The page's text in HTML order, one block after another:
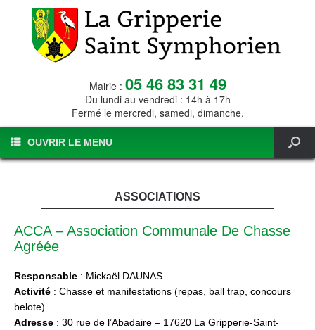
Mairie : 05 46 83 31 49
Du lundi au vendredi : 14h à 17h
Fermé le mercredi, samedi, dimanche.
OUVRIR LE MENU
ASSOCIATIONS
ACCA – Association Communale De Chasse
Agréée
Responsable : Mickaël DAUNAS
Activité : Chasse et manifestations (repas, ball trap, concours
belote).
Adresse : 30 rue de l’Abadaire – 17620 La Gripperie-Saint-